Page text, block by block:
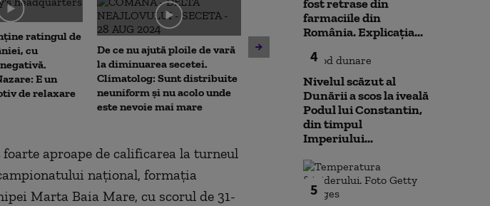
ratingul de
cu
E un
de relaxare
De ce nu ajută ploile de vară
la diminuarea secetei.
Climatolog: Sunt distribuite
neuniform și nu acolo unde
este nevoie mai mare
Nicușor Dan spune, din nou,
că România își asumă
obiectivul trecerii la
moneda euro: „E un proces
de durată care trebuie
prioritizat”
prezintă
aproape de calificarea la turneul
naţional, formaţia
Marta Baia Mare, cu scorul de 31-
fost retrase din
farmaciile din
România. Explicația...
4
Nivelul scăzut al
Dunării a scos la iveală
Podul lui Constantin,
din timpul
Imperiului...
5